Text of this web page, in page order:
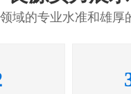
域的专业水准和雄厚